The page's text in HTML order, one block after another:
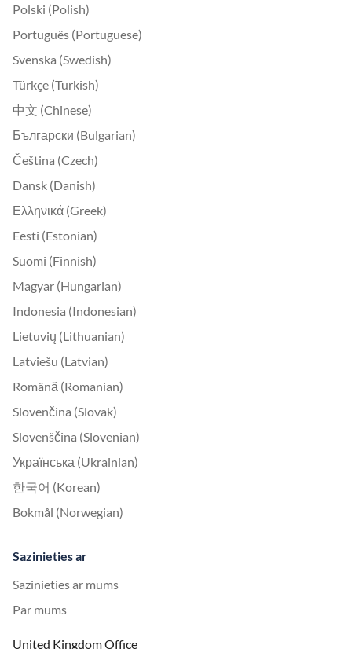
Polski (Polish)
Português (Portuguese)
Svenska (Swedish)
Türkçe (Turkish)
中文 (Chinese)
Български (Bulgarian)
Čeština (Czech)
Dansk (Danish)
Ελληνικά (Greek)
Eesti (Estonian)
Suomi (Finnish)
Magyar (Hungarian)
Indonesia (Indonesian)
Lietuvių (Lithuanian)
Latviešu (Latvian)
Română (Romanian)
Slovenčina (Slovak)
Slovenščina (Slovenian)
Українська (Ukrainian)
한국어 (Korean)
Bokmål (Norwegian)
Sazinieties ar
Sazinieties ar mums
Par mums
United Kingdom Office